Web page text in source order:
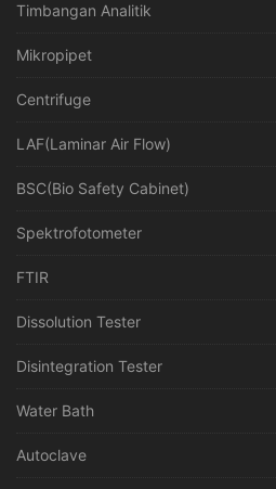
Timbangan Analitik
Mikropipet
Centrifuge
LAF(Laminar Air Flow)
BSC(Bio Safety Cabinet)
Spektrofotometer
FTIR
Dissolution Tester
Disintegration Tester
Water Bath
Autoclave